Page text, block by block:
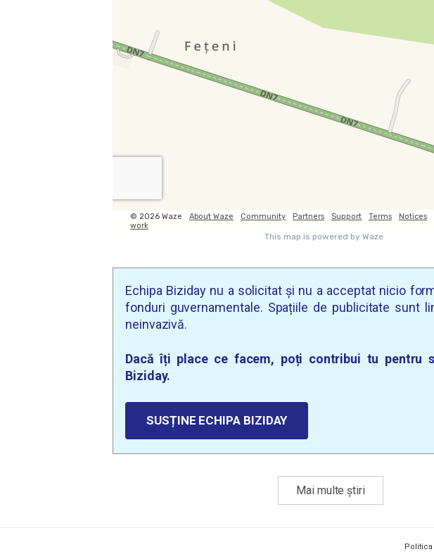
Echipa Biziday nu a solicitat și nu a acceptat nicio
fonduri guvernamentale. Spațiile de publicitate sunt
neinvazivă.
Dacă îți place ce facem, poți contribui tu pentru
Biziday.
SUSȚINE ECHIPA BIZIDAY
Mai multe știri